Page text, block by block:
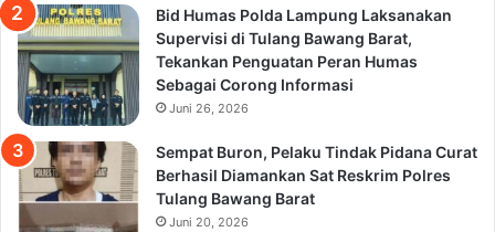
Bid Humas Polda Lampung Laksanakan
Supervisi di Tulang Bawang Barat,
Tekankan Penguatan Peran Humas
Sebagai Corong Informasi
Juni 26, 2026
Sempat Buron, Pelaku Tindak Pidana Curat
Berhasil Diamankan Sat Reskrim Polres
Tulang Bawang Barat
Juni 20, 2026